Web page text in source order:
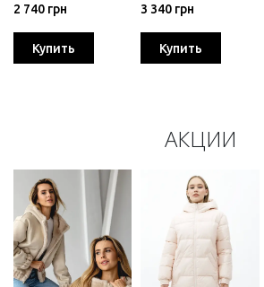
2 740 грн
Купить
3 340 грн
Купить
АКЦИИ